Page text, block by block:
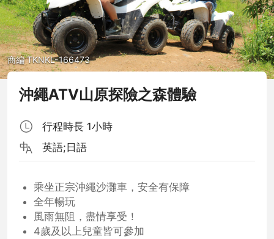
商編 TKNKL-166473
沖繩ATV山原探險之森體驗
行程時長 1小時
英語;日語
乘坐正宗沖繩沙灘車，安全有保障
全年暢玩
風雨無阻，盡情享受！
4歲及以上兒童皆可參加